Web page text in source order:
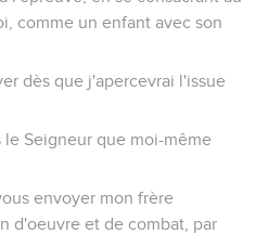
comme un enfant avec son
dès que j'apercevrai l'issue
Seigneur que moi-même
envoyer mon frère
d'oeuvre et de combat, par